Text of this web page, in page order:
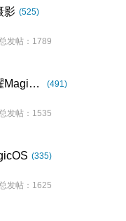
影 (525)
发帖：1789
荣耀Magic7系列 (491)
发帖：1535
(335)
发帖：1625